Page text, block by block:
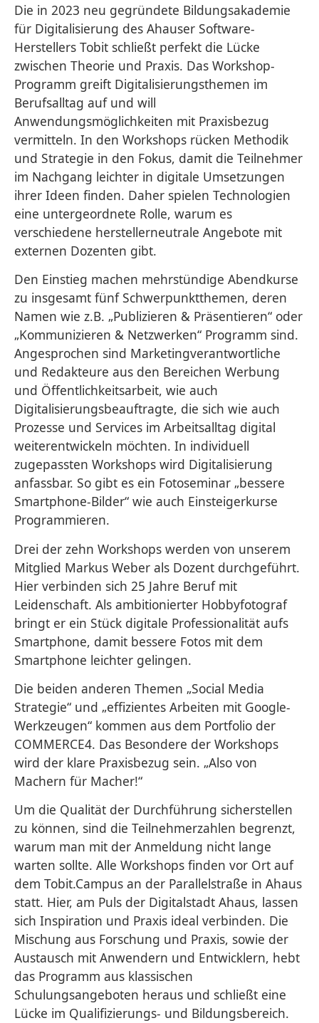
Die in 2023 neu gegründete Bildungsakademie
für Digitalisierung des Ahauser Software-
Herstellers Tobit schließt perfekt die Lücke
zwischen Theorie und Praxis. Das Workshop-
Programm greift Digitalisierungsthemen im
Berufsalltag auf und will
Anwendungsmöglichkeiten mit Praxisbezug
vermitteln. In den Workshops rücken Methodik
und Strategie in den Fokus, damit die Teilnehmer
im Nachgang leichter in digitale Umsetzungen
ihrer Ideen finden. Daher spielen Technologien
eine untergeordnete Rolle, warum es
verschiedene herstellerneutrale Angebote mit
externen Dozenten gibt.
Den Einstieg machen mehrstündige Abendkurse
zu insgesamt fünf Schwerpunktthemen, deren
Namen wie z.B. „Publizieren & Präsentieren“ oder
„Kommunizieren & Netzwerken“ Programm sind.
Angesprochen sind Marketingverantwortliche
und Redakteure aus den Bereichen Werbung
und Öffentlichkeitsarbeit, wie auch
Digitalisierungsbeauftragte, die sich wie auch
Prozesse und Services im Arbeitsalltag digital
weiterentwickeln möchten. In individuell
zugepassten Workshops wird Digitalisierung
anfassbar. So gibt es ein Fotoseminar „bessere
Smartphone-Bilder“ wie auch Einsteigerkurse
Programmieren.
Drei der zehn Workshops werden von unserem
Mitglied Markus Weber als Dozent durchgeführt.
Hier verbinden sich 25 Jahre Beruf mit
Leidenschaft. Als ambitionierter Hobbyfotograf
bringt er ein Stück digitale Professionalität aufs
Smartphone, damit bessere Fotos mit dem
Smartphone leichter gelingen.
Die beiden anderen Themen „Social Media
Strategie“ und „effizientes Arbeiten mit Google-
Werkzeugen“ kommen aus dem Portfolio der
COMMERCE4. Das Besondere der Workshops
wird der klare Praxisbezug sein. „Also von
Machern für Macher!“
Um die Qualität der Durchführung sicherstellen
zu können, sind die Teilnehmerzahlen begrenzt,
warum man mit der Anmeldung nicht lange
warten sollte. Alle Workshops finden vor Ort auf
dem Tobit.Campus an der Parallelstraße in Ahaus
statt. Hier, am Puls der Digitalstadt Ahaus, lassen
sich Inspiration und Praxis ideal verbinden. Die
Mischung aus Forschung und Praxis, sowie der
Austausch mit Anwendern und Entwicklern, hebt
das Programm aus klassischen
Schulungsangeboten heraus und schließt eine
Lücke im Qualifizierungs- und Bildungsbereich.